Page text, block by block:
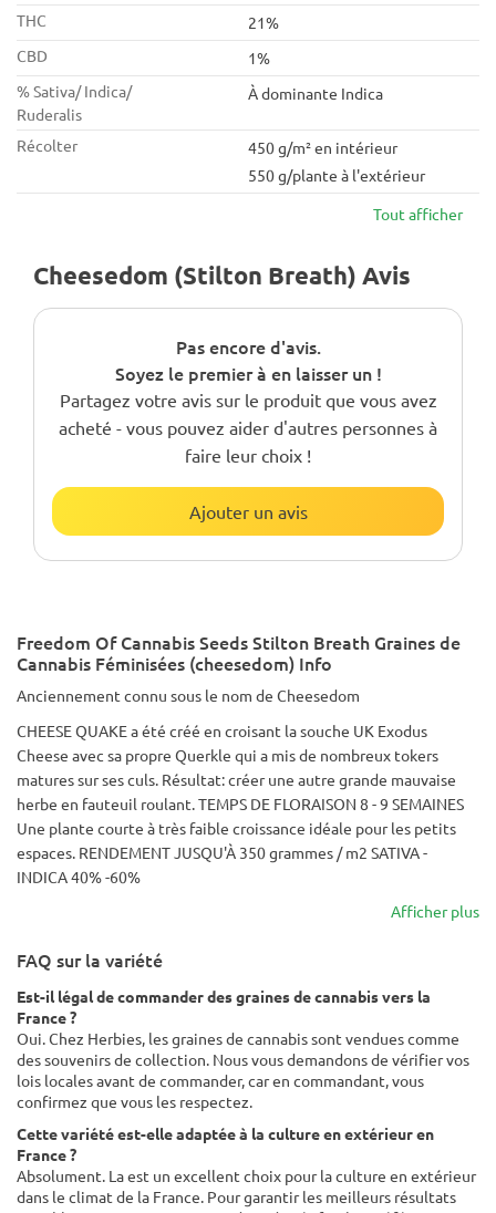
THC
21%
CBD
1%
% Sativa/ Indica/
Ruderalis
À dominante Indica
Récolter
450 g/m² en intérieur
550 g/plante à l'extérieur
Tout afficher
Cheesedom (Stilton Breath) Avis
Pas encore d'avis.
Soyez le premier à en laisser un !
Partagez votre avis sur le produit que vous avez
acheté - vous pouvez aider d'autres personnes à
faire leur choix !
Ajouter un avis
Freedom Of Cannabis Seeds Stilton Breath Graines de
Cannabis Féminisées (cheesedom) Info
Anciennement connu sous le nom de Cheesedom
CHEESE QUAKE a été créé en croisant la souche UK Exodus
Cheese avec sa propre Querkle qui a mis de nombreux tokers
matures sur ses culs. Résultat: créer une autre grande mauvaise
herbe en fauteuil roulant. TEMPS DE FLORAISON 8 - 9 SEMAINES
Une plante courte à très faible croissance idéale pour les petits
espaces. RENDEMENT JUSQU'À 350 grammes / m2 SATIVA -
INDICA 40% -60%
Afficher plus
FAQ sur la variété
Est-il légal de commander des graines de cannabis vers la
France ?
Oui. Chez Herbies, les graines de cannabis sont vendues comme
des souvenirs de collection. Nous vous demandons de vérifier vos
lois locales avant de commander, car en commandant, vous
confirmez que vous les respectez.
Cette variété est-elle adaptée à la culture en extérieur en
France ?
Absolument. La est un excellent choix pour la culture en extérieur
dans le climat de la France. Pour garantir les meilleurs résultats